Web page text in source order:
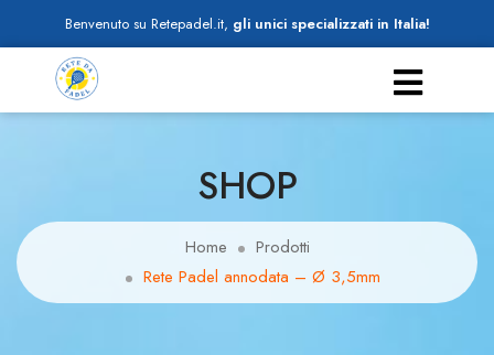
Benvenuto su Retepadel.it, gli unici specializzati in Italia!
SHOP
Home
Prodotti
Rete Padel annodata – Ø 3,5mm